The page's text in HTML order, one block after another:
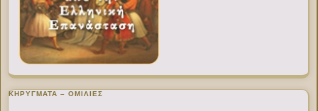
ΚΗΡΥΓΜΑΤΑ – ΟΜΙΛΙΕΣ